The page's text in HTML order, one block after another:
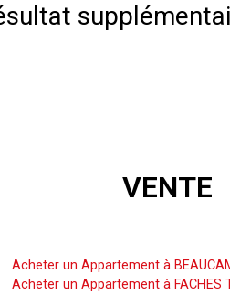
VENTE
Acheter un Appartement à
Acheter un Appartement à FACHES